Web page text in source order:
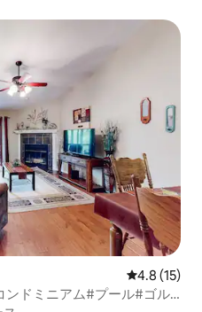
レビュー15
4.8 (15)
ンドミニアム#プール#ゴル